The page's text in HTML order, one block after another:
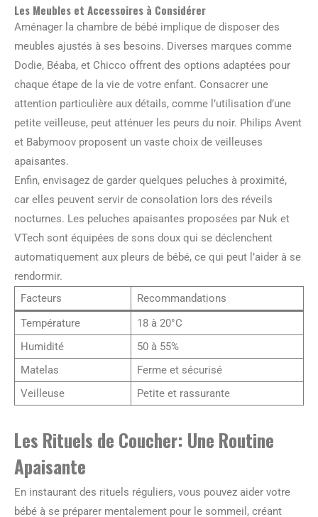
Les Meubles et Accessoires à Considérer
Aménager la chambre de bébé implique de disposer des
meubles ajustés à ses besoins. Diverses marques comme
Dodie, Béaba, et Chicco offrent des options adaptées pour
chaque étape de la vie de votre enfant. Consacrer une
attention particulière aux détails, comme l’utilisation d’une
petite veilleuse, peut atténuer les peurs du noir. Philips Avent
et Babymoov proposent un vaste choix de veilleuses
apaisantes.
Enfin, envisagez de garder quelques peluches à proximité,
car elles peuvent servir de consolation lors des réveils
nocturnes. Les peluches apaisantes proposées par Nuk et
VTech sont équipées de sons doux qui se déclenchent
automatiquement aux pleurs de bébé, ce qui peut l’aider à se
rendormir.
Facteurs
Recommandations
Température
18 à 20°C
Humidité
50 à 55%
Matelas
Ferme et sécurisé
Veilleuse
Petite et rassurante
Les Rituels de Coucher: Une Routine
Apaisante
En instaurant des rituels réguliers, vous pouvez aider votre
bébé à se préparer mentalement pour le sommeil, créant